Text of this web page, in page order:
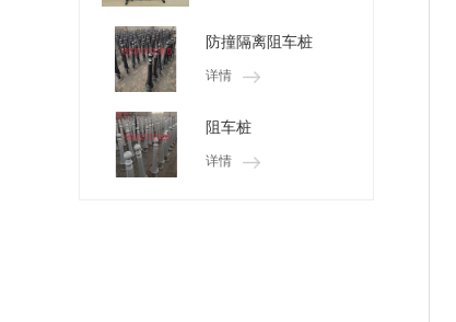
防撞隔离阻车桩
详情
阻车桩
详情